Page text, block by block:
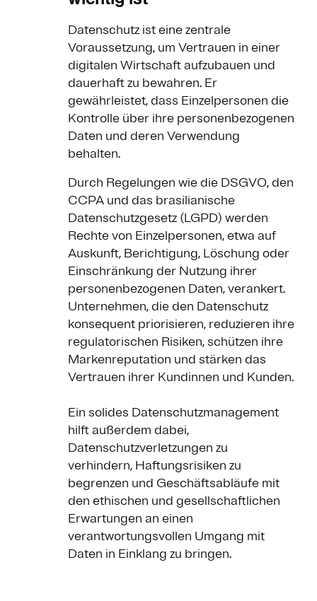
Datenschutz ist eine zentrale
Voraussetzung, um Vertrauen in einer
digitalen Wirtschaft aufzubauen und
dauerhaft zu bewahren. Er
gewährleistet, dass Einzelpersonen die
Kontrolle über ihre personenbezogenen
Daten und deren Verwendung
behalten.
Durch Regelungen wie die DSGVO, den
CCPA und das brasilianische
Datenschutzgesetz (LGPD) werden
Rechte von Einzelpersonen, etwa auf
Auskunft, Berichtigung, Löschung oder
Einschränkung der Nutzung ihrer
personenbezogenen Daten, verankert.
Unternehmen, die den Datenschutz
konsequent priorisieren, reduzieren ihre
regulatorischen Risiken, schützen ihre
Markenreputation und stärken das
Vertrauen ihrer Kundinnen und Kunden.
Ein solides Datenschutzmanagement
hilft außerdem dabei,
Datenschutzverletzungen zu
verhindern, Haftungsrisiken zu
begrenzen und Geschäftsabläufe mit
den ethischen und gesellschaftlichen
Erwartungen an einen
verantwortungsvollen Umgang mit
Daten in Einklang zu bringen.